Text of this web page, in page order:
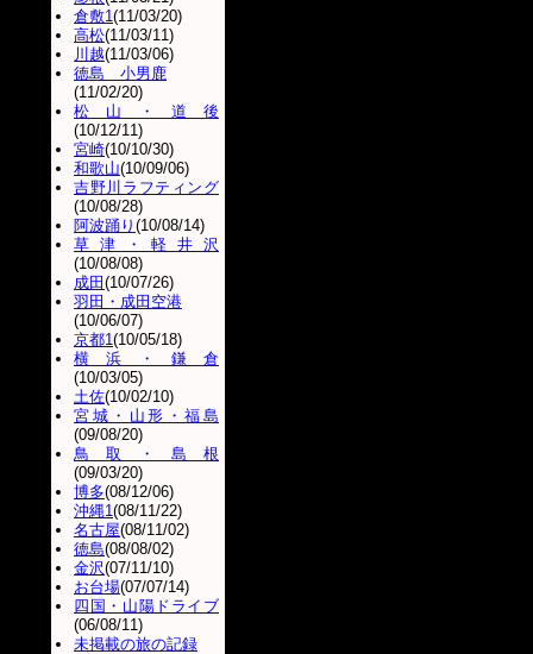
倉敷1(11/03/20)
高松(11/03/11)
川越(11/03/06)
徳島 小男鹿
(11/02/20)
松山・道後
(10/12/11)
宮崎(10/10/30)
和歌山(10/09/06)
吉野川ラフティング
(10/08/28)
阿波踊り (10/08/14)
草津・軽井沢
(10/08/08)
成田 (10/07/26)
羽田・成田空港
(10/06/07)
京都1(10/05/18)
横浜・鎌倉
(10/03/05)
土佐(10/02/10)
宮城・山形・福島
(09/08/20)
鳥取・島根
(09/03/20)
博多(08/12/06)
沖縄1(08/11/22)
名古屋(08/11/02)
徳島(08/08/02)
金沢(07/11/10)
お台場(07/07/14)
四国・山陽ドライブ
(06/08/11)
未掲載の旅の記録